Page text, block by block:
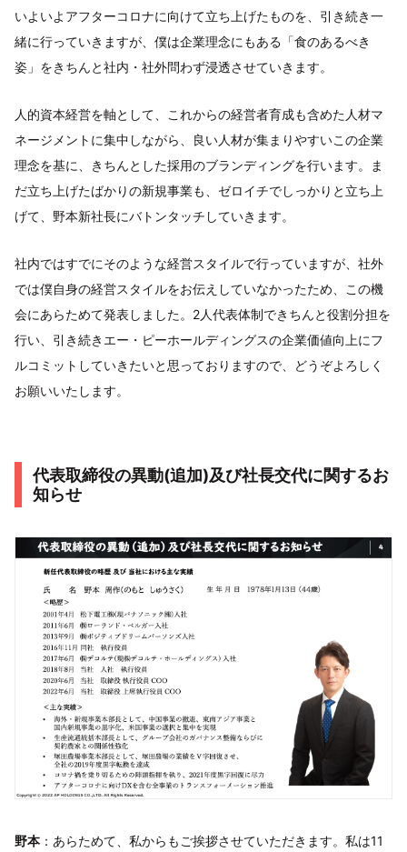
いよいよアフターコロナに向けて立ち上げたものを、引き続き一
緒に行っていきますが、僕は企業理念にもある「食のあるべき
姿」をきちんと社内・社外問わず浸透させていきます。
人的資本経営を軸として、これからの経営者育成も含めた人材マ
ネージメントに集中しながら、良い人材が集まりやすいこの企業
理念を基に、きちんとした採用のブランディングを行います。ま
だ立ち上げたばかりの新規事業も、ゼロイチでしっかりと立ち上
げて、野本新社長にバトンタッチしていきます。
社内ではすでにそのような経営スタイルで行っていますが、社外
では僕自身の経営スタイルをお伝えしていなかったため、この機
会にあらためて発表しました。2人代表体制できちんと役割分担を
行い、引き続きエー・ピーホールディングスの企業価値向上にフ
ルコミットしていきたいと思っておりますので、どうぞよろしく
お願いいたします。
代表取締役の異動(追加)及び社長交代に関するお
知らせ
野本 ：あらためて、私からもご挨拶させていただきます。私は11